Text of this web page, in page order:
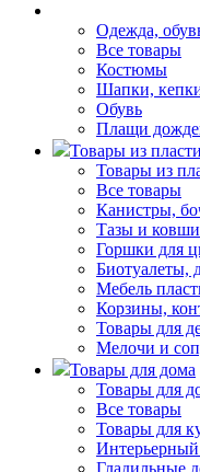
Одежда,
Все товары
Костюмы
Шапки,
Обувь
Плащи
Товары из
Товары из
Все товары
Канистры,
Тазы и ковши
Горшки для
Биотуалеты,
Мебель
Корзины,
Товары для
Мелочи и
Товары для дома
Товары для
Все товары
Товары для
Интерьерный
Гладильные